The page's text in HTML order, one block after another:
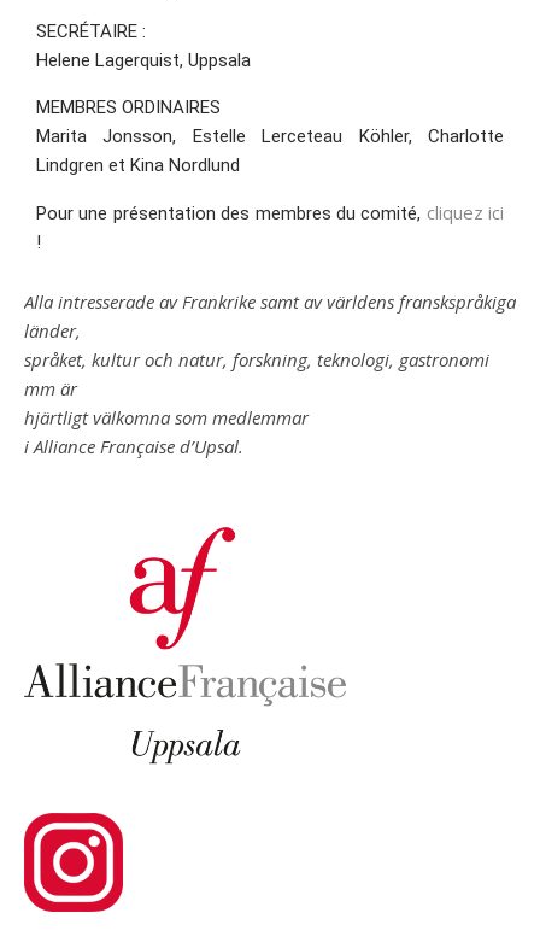
SECRÉTAIRE :
Helene Lagerquist, Uppsala
MEMBRES ORDINAIRES
Marita Jonsson, Estelle Lerceteau Köhler, Charlotte
Lindgren et Kina Nordlund
Pour une présentation des membres du comité, cliquez ici
!
Alla intresserade av Frankrike samt av världens franskspråkiga
länder,
språket, kultur och natur, forskning, teknologi, gastronomi
mm är
hjärtligt välkomna som medlemmar
i Alliance Française d’Upsal.